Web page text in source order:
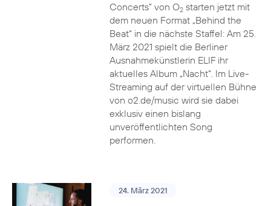
Concerts” von O2starten jetzt mit
dem neuen Format „Behind the
Beat“ in die nächste Staffel: Am 25.
März 2021 spielt die Berliner
Ausnahmekünstlerin ELIF ihr
aktuelles Album „Nacht“. Im Live-
Streaming auf der virtuellen Bühne
von o2.de/music wird sie dabei
exklusiv einen bislang
unveröffentlichten Song
performen.
24. März 2021